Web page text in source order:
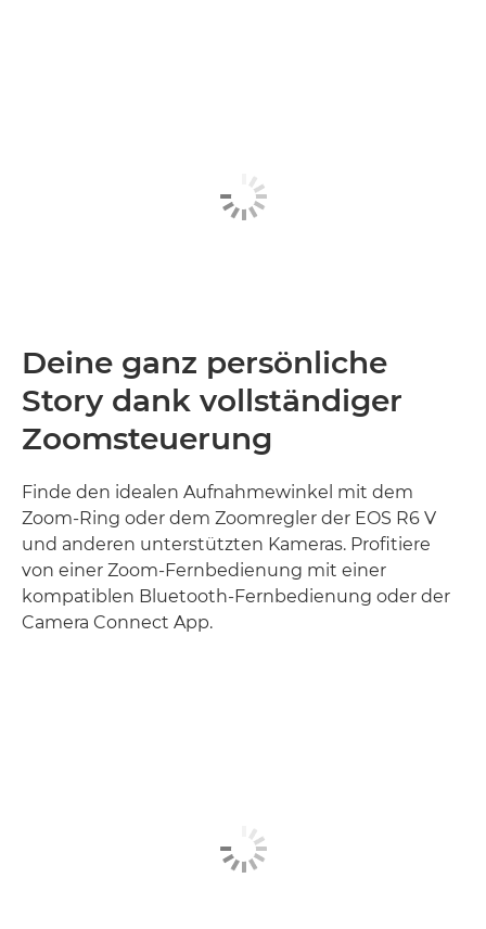
Deine ganz persönliche
Story dank vollständiger
Zoomsteuerung
Finde den idealen Aufnahmewinkel mit dem
Zoom-Ring oder dem Zoomregler der EOS R6 V
und anderen unterstützten Kameras. Profitiere
von einer Zoom-Fernbedienung mit einer
kompatiblen Bluetooth-Fernbedienung oder der
Camera Connect App.